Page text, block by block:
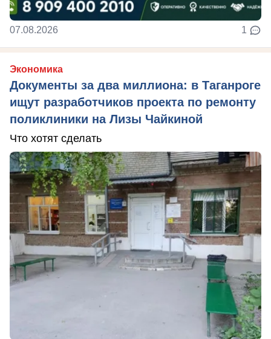
07.08.2026 1
Экономика
Документы за два миллиона: в Таганроге
ищут разработчиков проекта по ремонту
поликлиники на Лизы Чайкиной
Что хотят сделать